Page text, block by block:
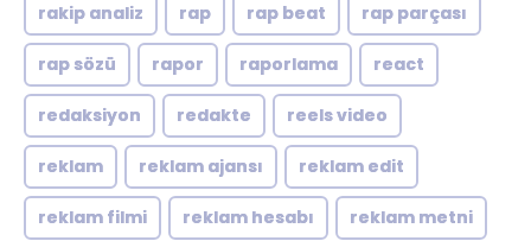
rakip analiz rap rap beat rap parçası
rap sözü rapor raporlama react
redaksiyon redakte reels video
reklam reklam ajansı reklam edit
reklam filmi reklam hesabı reklam metni